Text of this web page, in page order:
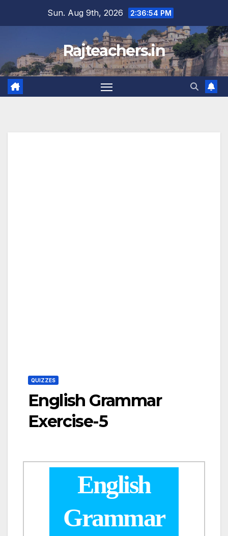
Sun. Aug 9th, 2026 2:36:54 PM
Rajteachers.in
QUIZZES
English Grammar
Exercise-5
English
Grammar